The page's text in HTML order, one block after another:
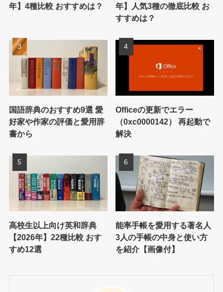
年】4種比較 おすすめは？
年】人気3種の徹底比較 お
すすめは？
国語辞典のおすすめ9選 愛
好家や作家の評価と愛用辞
書から
Officeの更新でエラー
（0xc0000142） 再起動で
解決
高校生以上向け英和辞典
【2026年】22種比較 おす
すめ12選
能率手帳を愛用する著名人
3人の手帳の中身と使い方
を紹介【画像付】